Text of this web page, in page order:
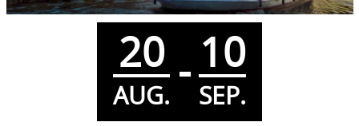
20
AUG. - 10
SEP.